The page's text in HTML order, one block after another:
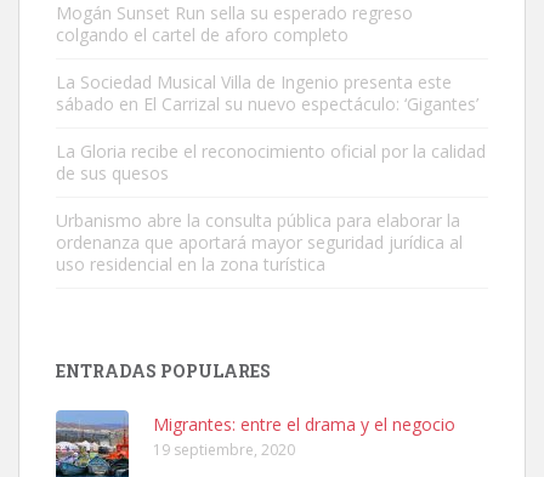
Gato manso encontrado
Este gato macho ha aparecido en la calle hace menos de un mes,
es muy manso y extremadamente cari...
Leales.org » Gran Canaria
Mogán Sunset Run sella su esperado regreso
colgando el cartel de aforo completo
La Sociedad Musical Villa de Ingenio presenta este
sábado en El Carrizal su nuevo espectáculo: ‘Gigantes’
La Gloria recibe el reconocimiento oficial por la calidad
de sus quesos
Urbanismo abre la consulta pública para elaborar la
ordenanza que aportará mayor seguridad jurídica al
uso residencial en la zona turística
ENTRADAS POPULARES
Migrantes: entre el drama y el negocio
19 septiembre, 2020